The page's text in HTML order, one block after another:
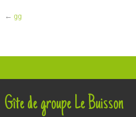
← gg
Gîte de groupe Le Buisson